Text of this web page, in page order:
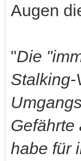
Augen
"Die
Stalking-
Gefährte
habe für